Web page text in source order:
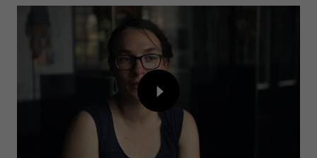
link
video
Inhalt
von
externem
Anbieter